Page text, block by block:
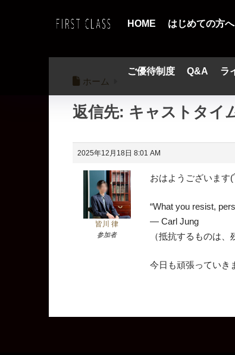
HOME はじめての方へ
ご優待制度 Q&A ラ
ホーム
返信先: キャストタイ
2025年12月18日 8:01 AM
皆川 律
参加者
おはようございます
“What you resist,
— Carl Jung
（抵抗するものは、
今日も頑張っていき